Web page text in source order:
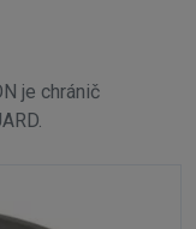
je chránič